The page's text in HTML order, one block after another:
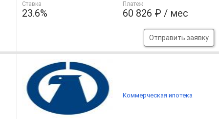
Ставка
23.6%
Платеж
60 826 ₽ / мес
Отправить заявку
Коммерческая ипотека